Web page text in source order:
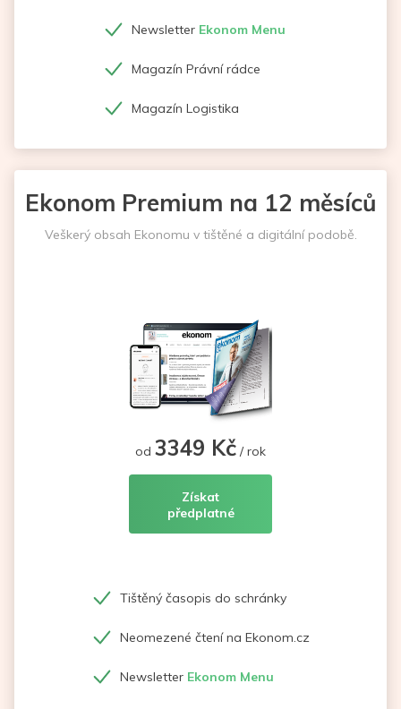
Newsletter Ekonom Menu
Magazín Právní rádce
Magazín Logistika
Ekonom Premium na 12 měsíců
Veškerý obsah Ekonomu v tištěné a digitální podobě.
od 3349 Kč / rok
Získat
předplatné
Tištěný časopis do schránky
Neomezené čtení na Ekonom.cz
Newsletter Ekonom Menu